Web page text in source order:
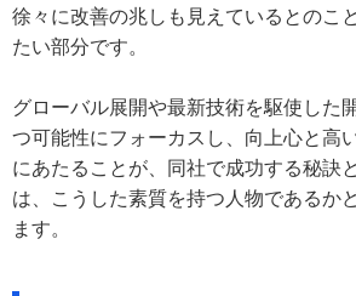
徐々に改善の兆しも見えているとのこ
たい部分です。
グローバル展開や最新技術を駆使した
つ可能性にフォーカスし、向上心と高
にあたることが、同社で成功する秘訣
は、こうした素質を持つ人物であるか
ます。